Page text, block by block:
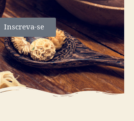
Inscreva-se